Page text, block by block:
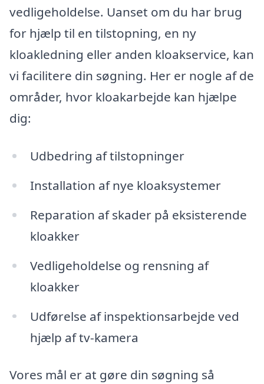
vedligeholdelse. Uanset om du har brug
for hjælp til en tilstopning, en ny
kloakledning eller anden kloakservice, kan
vi facilitere din søgning. Her er nogle af de
områder, hvor kloakarbejde kan hjælpe
dig:
Udbedring af tilstopninger
Installation af nye kloaksystemer
Reparation af skader på eksisterende
kloakker
Vedligeholdelse og rensning af
kloakker
Udførelse af inspektionsarbejde ved
hjælp af tv-kamera
Vores mål er at gøre din søgning så